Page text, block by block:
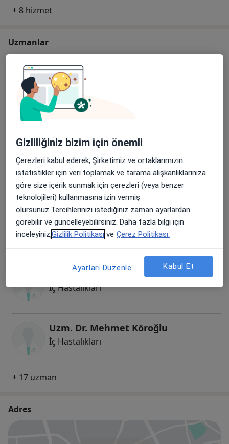
+ 8 hizmet
Uzmanlar
İç Hastalıkları
Dr. Ümit Kurtaran
Dr. Mesut Bay
İç Hastalıkları
Dr. Mehmet İz
İç Hastalıkları
Dr. Mehmet Metin Demir
İç Hastalıkları
Uzm. Dr. Mehmet Köroğlu
İç Hastalıkları
+ 17 uzman
Adres
Gizliliğiniz bizim için önemli
Çerezleri kabul ederek, Şirketimiz ve ortaklarımızın
istatistikler için veri toplamak ve tarama alışkanlıklarınıza
göre size içerik sunmak için çerezleri (veya benzer
teknolojileri) kullanmasına izin vermiş
olursunuz.Tercihlerinizi istediğiniz zaman ayarlardan
görebilir ve güncelleyebilirsiniz. Daha fazla bilgi için
inceleyiniz,Gizlilik Politikası ve Çerez Politikası.
Ayarları Düzenle Kabul Et